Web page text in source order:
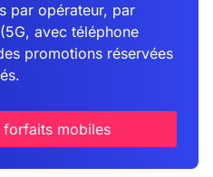
par opérateur, par
avec téléphone
promotions réservées
forfaits mobiles